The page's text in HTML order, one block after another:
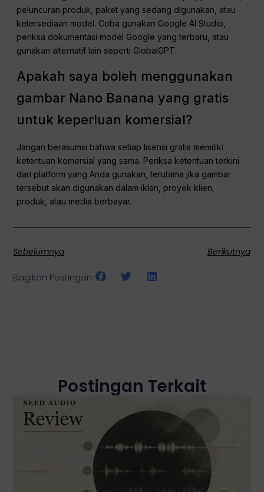
peluncuran produk, paket yang sedang digunakan, atau
ketersediaan model. Coba gunakan Google AI Studio,
periksa dokumentasi model Google yang terbaru, atau
gunakan alternatif lain seperti GlobalGPT.
Apakah saya boleh menggunakan
gambar Nano Banana yang gratis
untuk keperluan komersial?
Jangan berasumsi bahwa setiap lisensi gratis memiliki
ketentuan komersial yang sama. Periksa ketentuan terkini
dari platform yang Anda gunakan, terutama jika gambar
tersebut akan digunakan dalam iklan, proyek klien,
produk, atau media berbayar.
Sebelumnya Berikutnya
Bagikan Postingan:
Postingan Terkait